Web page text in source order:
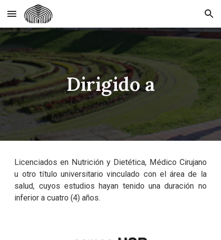
Skip to main content Skip to navigation
Dirigido a
Licenciados en Nutrición y Dietética, Médico Cirujano
u otro título universitario vinculado con el área de la
salud, cuyos estudios hayan tenido una duración no
inferior a cuatro (4) años.